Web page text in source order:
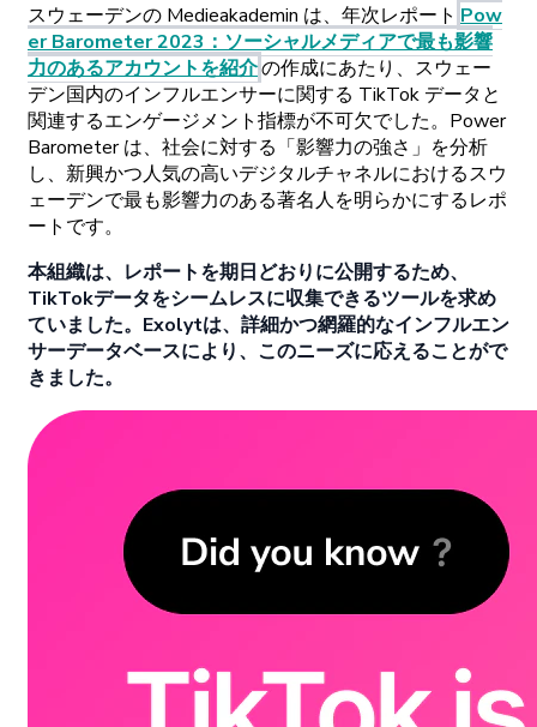
スウェーデンの Medieakademin は、 年次レポート Pow
er Barometer2023 ： ソーシャルメディアで最も影響
力のあるアカウントを紹介の作成にあたり、 スウェー
デン国内のインフルエンサーに関する TikTok データと
関連するエンゲージメント指標が不可欠でした。 Power
Barometerは、 社会に対する 「影響力の強さ」を分析
し、 新興かつ人気の高いデジタルチャネルにおけるスウ
ェーデンで最も影響力のある著名人を明らかにするレポ
ートです。
本組織は、 レポートを期日どおりに公開するため、
TikTokデータをシームレスに収集できるツールを求め
ていました。 Exolytは、 詳細かつ網羅的なインフルエン
サーデータベースにより、 このニーズに応えることがで
きました。